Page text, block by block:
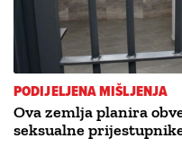
PODIJELJENA MIŠLJENJA
Ova zemlja planira
seksualne